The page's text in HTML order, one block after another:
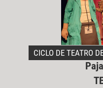
CICLO DE TEATRO